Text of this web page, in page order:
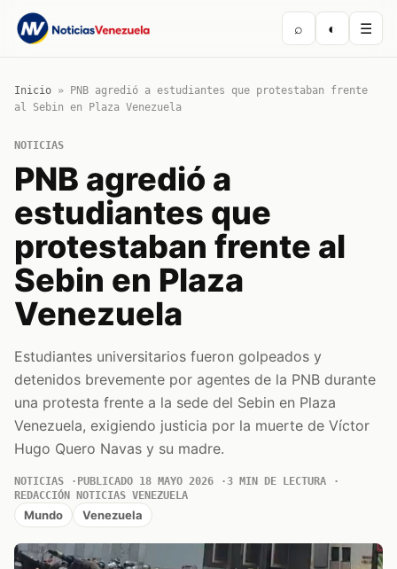
⌕ ◐ ☰
Inicio »
PNB agredió a estudiantes que protestaban frente
al Sebin en Plaza Venezuela
NOTICIAS
PNB agredió a
estudiantes que
protestaban frente al
Sebin en Plaza
Venezuela
Estudiantes universitarios fueron golpeados y
detenidos brevemente por agentes de la PNB durante
una protesta frente a la sede del Sebin en Plaza
Venezuela, exigiendo justicia por la muerte de Víctor
Hugo Quero Navas y su madre.
NOTICIAS PUBLICADO 18 MAYO 2026
3 MIN DE LECTURA
REDACCIÓN NOTICIAS VENEZUELA
Mundo Venezuela